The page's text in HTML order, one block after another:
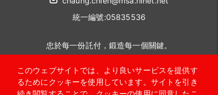
このウェブサイトでは、より良いサービスを提供す
るためにクッキーを使用しています。サイトを引き
統一編號:05835536
忠於每一份託付，鍛造每一個關鍵。
聯絡我們